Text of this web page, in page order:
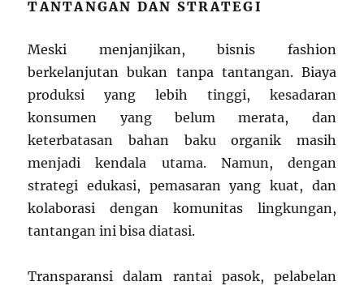
TANTANGAN DAN STRATEGI
Meski menjanjikan, bisnis fashion
berkelanjutan bukan tanpa tantangan. Biaya
produksi yang lebih tinggi, kesadaran
konsumen yang belum merata, dan
keterbatasan bahan baku organik masih
menjadi kendala utama. Namun, dengan
strategi edukasi, pemasaran yang kuat, dan
kolaborasi dengan komunitas lingkungan,
tantangan ini bisa diatasi.
Transparansi dalam rantai pasok, pelabelan